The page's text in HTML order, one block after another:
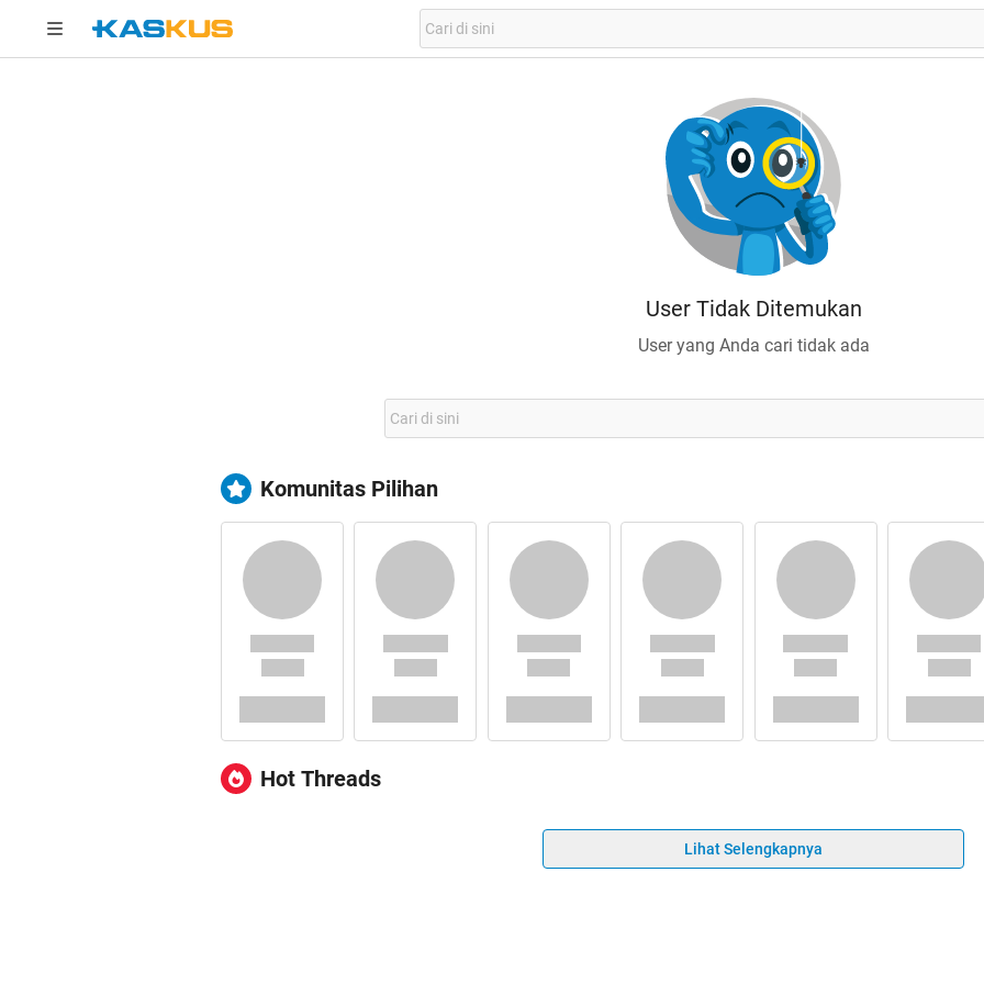
User Tidak Ditemukan
User yang Anda cari tidak ada
Komunitas Pilihan
Hot Threads
Lihat Selengkapnya